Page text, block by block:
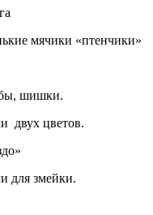
мячики «птенчики»
шишки.
двух цветов.
для змейки.